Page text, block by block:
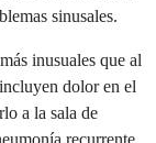
sinusales.
inusuales que al
dolor en el
a la sala de
recurrente